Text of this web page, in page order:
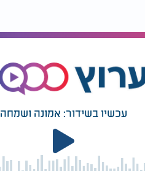
עכשיו בשידור: אמונה ושמחה